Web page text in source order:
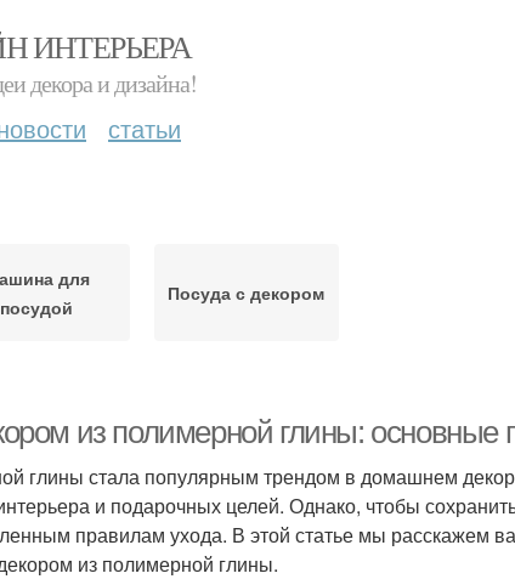
ИНТЕРЬЕРА
декора и дизайна!
статьи
для
посудой
Посуда с декором
из полимерной глины: основные
глины стала популярным трендом в домашнем
и подарочных целей. Однако, чтобы
правилам ухода. В этой статье мы расскажем
из полимерной глины.